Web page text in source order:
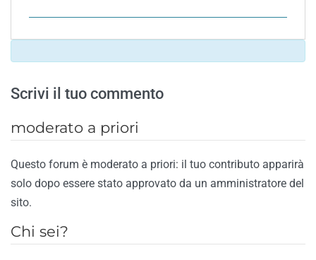
Scrivi il tuo commento
moderato a priori
Questo forum è moderato a priori: il tuo contributo apparirà
solo dopo essere stato approvato da un amministratore del
sito.
Chi sei?